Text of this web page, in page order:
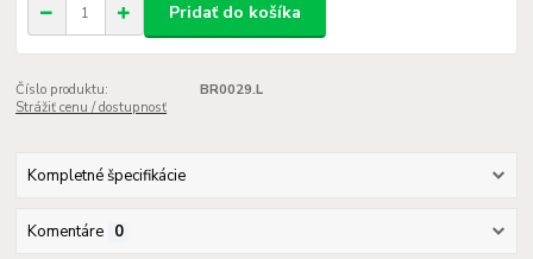
Pridať do košíka
Číslo produktu:
BR0029.L
Strážiť cenu / dostupnosť
Kompletné špecifikácie
Komentáre 0